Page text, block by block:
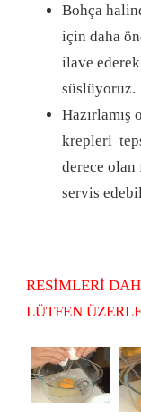
Bohça
için daha
ilave
süslüyoruz.
krepleri
derece olan
servis
RESİMLERİ
LÜTFEN